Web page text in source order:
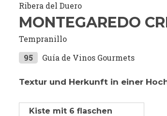
Ribera del Duero
MONTEGAREDO
Tempranillo
95
Guía de Vinos Gourmets
Textur und Herkunft in einer
Kiste mit 6 flaschen